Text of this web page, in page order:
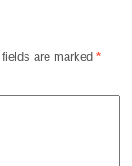
fields are marked *